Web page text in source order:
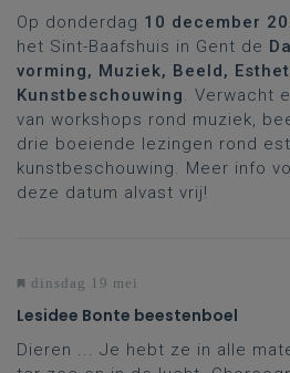
Op donderdag 10 december
het Sint-Baafshuis in Gent de
vorming, Muziek, Beeld,
Kunstbeschouwing
. Verwacht
van workshops rond muziek,
drie boeiende lezingen rond
kunstbeschouwing. Meer info
deze datum alvast vrij!
dinsdag 19 mei
Lesidee Bonte beestenboel
Dieren ... Je hebt ze in alle